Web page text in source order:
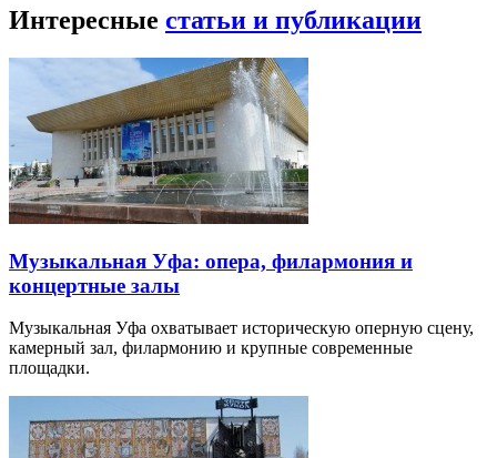
Интересные статьи и публикации
Музыкальная Уфа: опера, филармония и
концертные залы
Музыкальная Уфа охватывает историческую оперную сцену,
камерный зал, филармонию и крупные современные
площадки.